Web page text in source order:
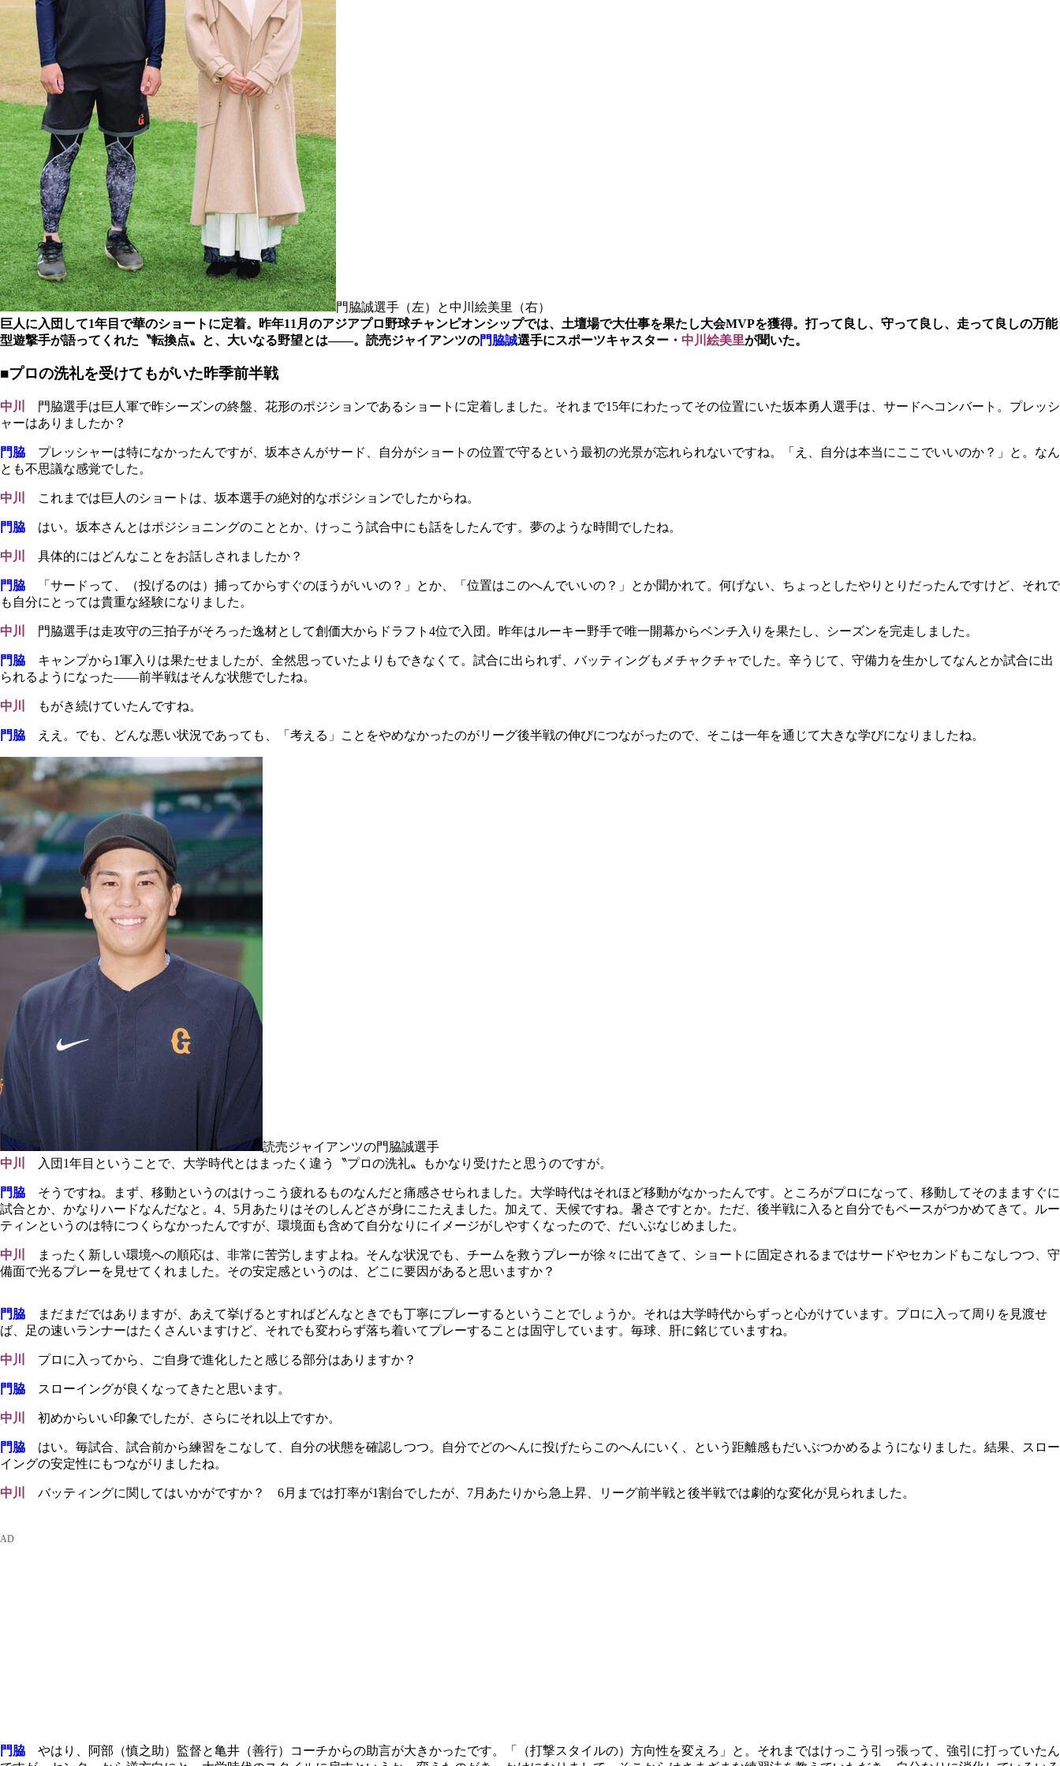
門脇誠選手（左）と中川絵美里（右）
巨人に入団して1年目で華のショートに定着。昨年11月のアジアプロ野球チャンピオンシップでは、土壇場で大仕事を果たし大会MVPを獲得。打って良し、守って良し、走って良しの万能
型遊撃手が語ってくれた〝転換点〟と、大いなる野望とは――。読売ジャイアンツの門脇誠選手にスポーツキャスター・ 中川絵美里が聞いた。
■プロの洗礼を受けてもがいた昨季前半戦
中川
門脇選手は巨人軍で昨シーズンの終盤、花形のポジションであるショートに定着しました。それまで15年にわたってその位置にいた坂本勇人選手は、サードへコンバート。プレッシ
ャーはありましたか？
門脇 プレッシャーは特になかったんですが、坂本さんがサード、自分がショートの位置で守るという最初の光景が忘れられないですね。「え、自分は本当にここでいいのか？」と。なん
とも不思議な感覚でした。
中川 これまでは巨人のショートは、坂本選手の絶対的なポジションでしたからね。
門脇 はい。坂本さんとはポジショニングのこととか、けっこう試合中にも話をしたんです。夢のような時間でしたね。
中川 具体的にはどんなことをお話しされましたか？
門脇 「サードって、（投げるのは）捕ってからすぐのほうがいいの？」とか、「位置はこのへんでいいの？」とか聞かれて。何げない、ちょっとしたやりとりだったんですけど、それで
も自分にとっては貴重な経験になりました。
中川 門脇選手は走攻守の三拍子がそろった逸材として創価大からドラフト4位で入団。昨年はルーキー野手で唯一開幕からベンチ入りを果たし、シーズンを完走しました。
門脇 キャンプから1軍入りは果たせましたが、全然思っていたよりもできなくて。試合に出られず、バッティングもメチャクチャでした。辛うじて、守備力を生かしてなんとか試合に出
られるようになった――前半戦はそんな状態でしたね。
中川 もがき続けていたんですね。
門脇 ええ。でも、どんな悪い状況であっても、「考える」ことをやめなかったのがリーグ後半戦の伸びにつながったので、そこは一年を通じて大きな学びになりましたね。
読売ジャイアンツの門脇誠選手
中川
入団1年目ということで、大学時代とはまったく違う〝プロの洗礼〟もかなり受けたと思うのですが。
門脇 そうですね。まず、移動というのはけっこう疲れるものなんだと痛感させられました。大学時代はそれほど移動がなかったんです。ところがプロになって、移動してそのまますぐに
試合とか、かなりハードなんだなと。4、5月あたりはそのしんどさが身にこたえました。加えて、天候ですね。暑さですとか。ただ、後半戦に入ると自分でもペースがつかめてきて。ルー
ティンというのは特につくらなかったんですが、環境面も含めて自分なりにイメージがしやすくなったので、だいぶなじめました。
中川
まったく新しい環境への順応は、非常に苦労しますよね。そんな状況でも、チームを救うプレーが徐々に出てきて、ショートに固定されるまではサードやセカンドもこなしつつ、守
備面で光るプレーを見せてくれました。その安定感というのは、どこに要因があると思いますか？
門脇 まだまだではありますが、あえて挙げるとすればどんなときでも丁寧にプレーするということでしょうか。それは大学時代からずっと心がけています。プロに入って周りを見渡せ
ば、足の速いランナーはたくさんいますけど、それでも変わらず落ち着いてプレーすることは固守しています。毎球、肝に銘じていますね。
中川 プロに入ってから、ご自身で進化したと感じる部分はありますか？
門脇 スローイングが良くなってきたと思います。
中川 初めからいい印象でしたが、さらにそれ以上ですか。
門脇 はい。毎試合、試合前から練習をこなして、自分の状態を確認しつつ。自分でどのへんに投げたらこのへんにいく、という距離感もだいぶつかめるようになりました。結果、スロー
イングの安定性にもつながりましたね。
中川 バッティングに関してはいかがですか？ 6月までは打率が1割台でしたが、7月あたりから急上昇、リーグ前半戦と後半戦では劇的な変化が見られました。
門脇 やはり、阿部（慎之助）監督と亀井（善行）コーチからの助言が大きかったです。「（打撃スタイルの）方向性を変えろ」と。それまではけっこう引っ張って、強引に打っていたん